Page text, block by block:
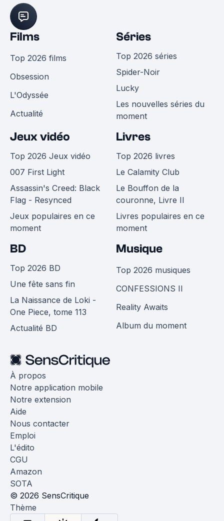
Films
Top 2026 films
Obsession
L'Odyssée
Actualité
Séries
Top 2026 séries
Spider-Noir
Lucky
Les nouvelles séries du
moment
Jeux vidéo
Top 2026 Jeux vidéo
007 First Light
Assassin's Creed: Black
Flag - Resynced
Jeux populaires en ce
moment
Livres
Top 2026 livres
Le Calamity Club
Le Bouffon de la
couronne, Livre II
Livres populaires en ce
moment
BD
Top 2026 BD
Une fête sans fin
La Naissance de Loki -
One Piece, tome 113
Actualité BD
Musique
Top 2026 musiques
CONFESSIONS II
Reality Awaits
Album du moment
À propos
Notre application mobile
Notre extension
Aide
Nous contacter
Emploi
L'édito
CGU
Amazon
SOTA
© 2026 SensCritique
Thème